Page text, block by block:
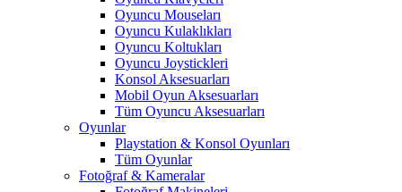
Oyuncu Mouseları
Oyuncu Kulaklıkları
Oyuncu Koltukları
Oyuncu Joystickleri
Konsol Aksesuarları
Mobil Oyun Aksesuarları
Tüm Oyuncu Aksesuarları
Oyunlar
Playstation & Konsol Oyunları
Tüm Oyunlar
Fotoğraf & Kameralar